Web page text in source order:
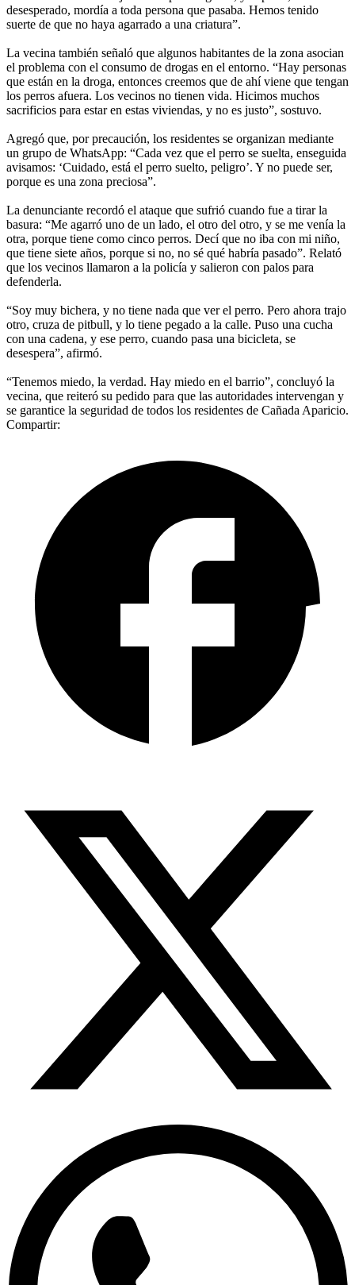
desesperado, mordía a toda persona que pasaba. Hemos tenido
suerte de que no haya agarrado a una criatura”.
La vecina también señaló que algunos habitantes de la zona asocian
el problema con el consumo de drogas en el entorno. “Hay personas
que están en la droga, entonces creemos que de ahí viene que tengan
los perros afuera. Los vecinos no tienen vida. Hicimos muchos
sacrificios para estar en estas viviendas, y no es justo”, sostuvo.
Agregó que, por precaución, los residentes se organizan mediante
un grupo de WhatsApp: “Cada vez que el perro se suelta, enseguida
avisamos: ‘Cuidado, está el perro suelto, peligro’. Y no puede ser,
porque es una zona preciosa”.
La denunciante recordó el ataque que sufrió cuando fue a tirar la
basura: “Me agarró uno de un lado, el otro del otro, y se me venía la
otra, porque tiene como cinco perros. Decí que no iba con mi niño,
que tiene siete años, porque si no, no sé qué habría pasado”. Relató
que los vecinos llamaron a la policía y salieron con palos para
defenderla.
“Soy muy bichera, y no tiene nada que ver el perro. Pero ahora trajo
otro, cruza de pitbull, y lo tiene pegado a la calle. Puso una cucha
con una cadena, y ese perro, cuando pasa una bicicleta, se
desespera”, afirmó.
“Tenemos miedo, la verdad. Hay miedo en el barrio”, concluyó la
vecina, que reiteró su pedido para que las autoridades intervengan y
se garantice la seguridad de todos los residentes de Cañada Aparicio.
Compartir: